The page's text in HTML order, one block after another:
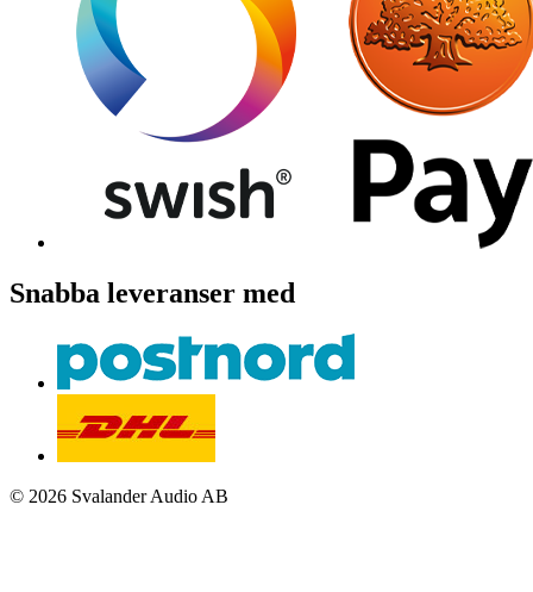
Snabba leveranser med
© 2026 Svalander Audio AB